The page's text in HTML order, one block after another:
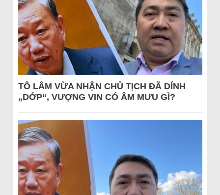
TÔ LÂM VỪA NHẬN CHỦ TỊCH ĐÃ DÍNH
„DỚP“, VƯỢNG VIN CÓ ÂM MƯU GÌ?